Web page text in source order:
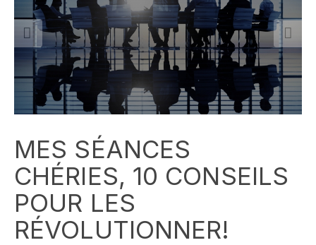
MES SÉANCES
CHÉRIES, 10 CONSEILS
POUR LES
RÉVOLUTIONNER!